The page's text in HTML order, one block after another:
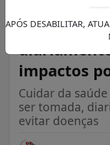
Como
impactos
Cuidar da
ser tomada,
evitar doenças
APÓS DESABILITAR,